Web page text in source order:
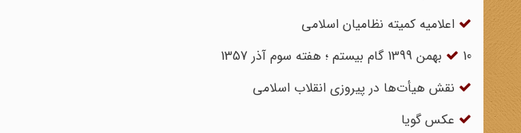
اعلامیه کمیته نظامیان اسلامی
10 بهمن 1399 گام بیستم ؛ هفته سوم آذر 1357
نقش هیأت‌ها در پیروزی انقلاب اسلامی
عکس گویا